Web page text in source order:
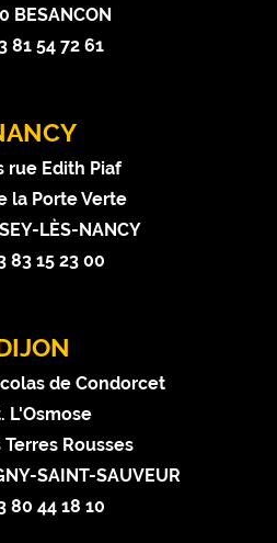
BESANCON
81 54 72 61
rue Edith Piaf
la Porte Verte
LÈS-NANCY
83 15 23 00
de Condorcet
L'Osmose
Terres Rousses
SAINT-SAUVEUR
80 44 18 10